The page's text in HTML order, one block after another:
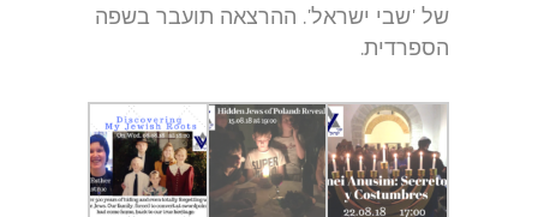
של 'שבי ישראל'. ההרצאה תועבר בשפה
הספרדית.